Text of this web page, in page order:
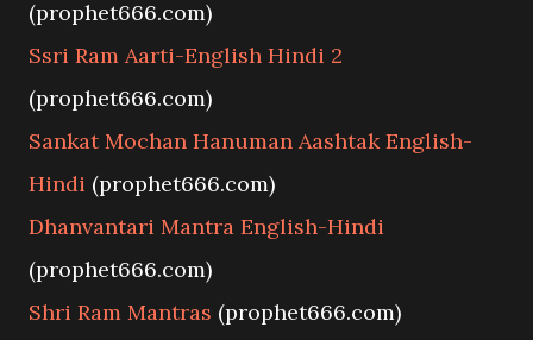
(prophet666.com)
Ssri Ram Aarti-English Hindi 2
(prophet666.com)
Sankat Mochan Hanuman Aashtak English-
Hindi (prophet666.com)
Dhanvantari Mantra English-Hindi
(prophet666.com)
Shri Ram Mantras (prophet666.com)